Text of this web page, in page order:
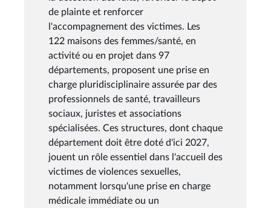
de plainte et renforcer
l'accompagnement des victimes. Les
122 maisons des femmes/santé, en
activité ou en projet dans 97
départements, proposent une prise en
charge pluridisciplinaire assurée par des
professionnels de santé, travailleurs
sociaux, juristes et associations
spécialisées. Ces structures, dont chaque
département doit être doté d'ici 2027,
jouent un rôle essentiel dans l'accueil des
victimes de violences sexuelles,
notamment lorsqu'une prise en charge
médicale immédiate ou un